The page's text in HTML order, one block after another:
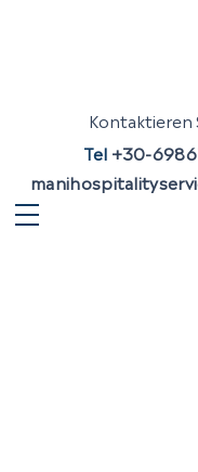
Kontaktieren
Tel +30-